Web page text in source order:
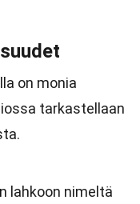
on monia
tarkastellaan
lahkoon nimeltä